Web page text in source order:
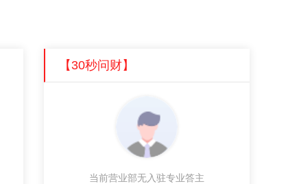
【30秒问财】
当前营业部无入驻专业答主